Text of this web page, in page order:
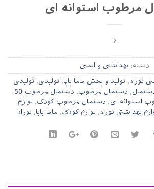
مرطوب استوانه ای
دسته: بهداشتی و ایمنی
نوزاد, تولید و پخش ماما پاپا, تولیدی, تولیدی
, دستمال مرطوب,
دستمال مرطوب 50
استوانه ای, دستمال مرطوب کودک, لوازم
بهداشتی نوزاد, لوازم کودک, ماما پاپا, نوزاد